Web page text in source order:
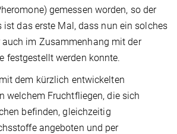
gemessen worden, so der
ist das erste Mal, dass nun ein solches
im Zusammenhang mit der
festgestellt werden konnte.
dem kürzlich entwickelten
welchem Fruchtfliegen, die sich
befinden, gleichzeitig
angeboten und per